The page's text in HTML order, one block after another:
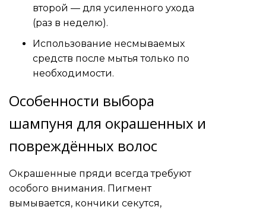
второй — для усиленного ухода
(раз в неделю).
Использование несмываемых
средств после мытья только по
необходимости.
Особенности выбора
шампуня для окрашенных и
повреждённых волос
Окрашенные пряди всегда требуют
особого внимания. Пигмент
вымывается, кончики секутся,